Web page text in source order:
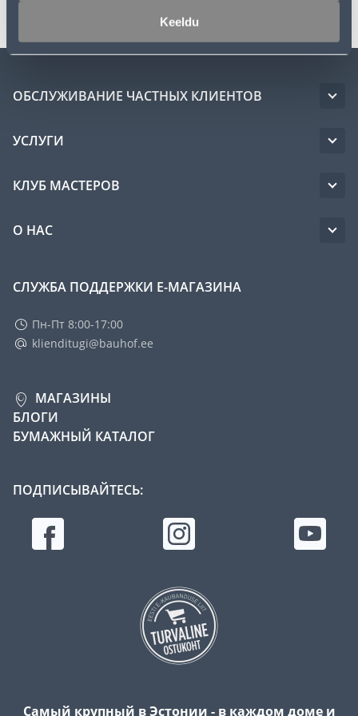
Keeldu
ОБСЛУЖИВАНИЕ ЧАСТНЫХ КЛИЕНТОВ
УСЛУГИ
КЛУБ МАСТЕРОВ
О НАС
СЛУЖБА ПОДДЕРЖКИ Е-МАГАЗИНА
Пн-Пт 8:00-17:00
klienditugi@bauhof.ee
МАГАЗИНЫ
БЛОГИ
БУМАЖНЫЙ КАТАЛОГ
ПОДПИСЫВАЙТЕСЬ:
Самый крупный в Эстонии - в каждом доме и